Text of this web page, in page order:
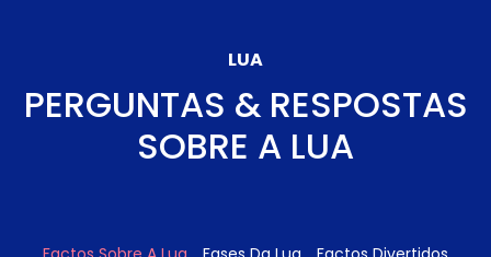
LUA
PERGUNTAS & RESPOSTAS
SOBRE A LUA